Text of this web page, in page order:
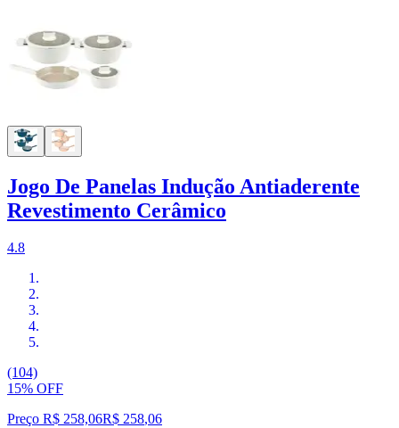
Jogo De Panelas Indução Antiaderente
Revestimento Cerâmico
4.8
(104)
15% OFF
Preço R$ 258,06R$ 258,06